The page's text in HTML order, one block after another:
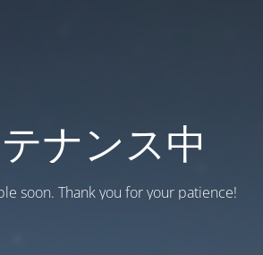
ナンス中
soon. Thank you for your patience!